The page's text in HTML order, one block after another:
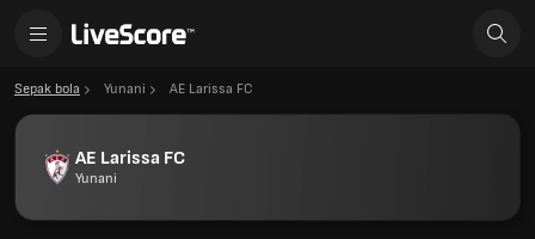
Sepak bola Yunani AE Larissa FC
AE Larissa FC
Yunani